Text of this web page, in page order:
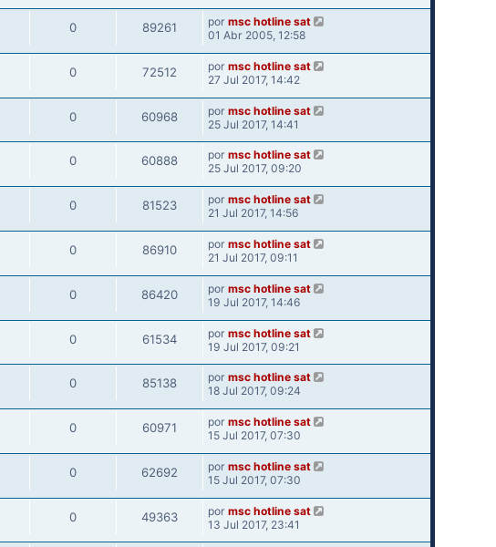
0 89261 por msc hotline sat
01 Abr 2005, 12:58
0 72512 por msc hotline sat
27 Jul 2017, 14:42
0 60968 por msc hotline sat
25 Jul 2017, 14:41
0 60888 por msc hotline sat
25 Jul 2017, 09:20
0 81523 por msc hotline sat
21 Jul 2017, 14:56
0 86910 por msc hotline sat
21 Jul 2017, 09:11
0 86420 por msc hotline sat
19 Jul 2017, 14:46
0 61534 por msc hotline sat
19 Jul 2017, 09:21
0 85138 por msc hotline sat
18 Jul 2017, 09:24
0 60971 por msc hotline sat
15 Jul 2017, 07:30
0 62692 por msc hotline sat
15 Jul 2017, 07:30
0 49363 por msc hotline sat
13 Jul 2017, 23:41